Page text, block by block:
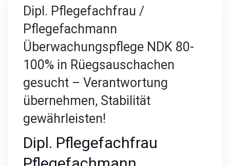
Dipl. Pflegefachfrau /
Pflegefachmann
Überwachungspflege NDK 80-
100% in Rüegsauschachen
gesucht – Verantwortung
übernehmen, Stabilität
gewährleisten!
Dipl. Pflegefachfrau